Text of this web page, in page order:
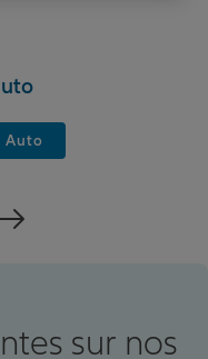
Auto
sur nos